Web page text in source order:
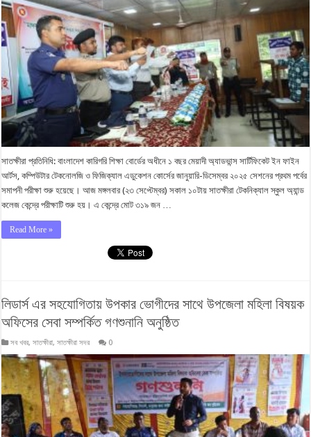
সাতক্ষীরা প্রতিনিধি: বাংলাদেশ কারিগরি শিক্ষা বোর্ডের অধীনে ১ বছর মেয়াদী অ্যাডভান্স সার্টিফিকেট ইন ফাইন
আর্টস, কম্পিউটার টেকনোলজি ও ফিজিক্যাল এডুকেশন কোর্সের জানুয়ারি-ডিসেম্বর ২০২৫ সেশনের প্রথম পর্বের
সমাপনী পরীক্ষা শুরু হয়েছে। আজ মঙ্গলবার (২৩ সেপ্টেম্বর) সকাল ১০টায় সাতক্ষীরা টেকনিক্যাল স্কুল অ্যান্ড
কলেজ কেন্দ্রে পরীক্ষাটি শুরু হয়। এ কেন্দ্রে মোট ৩১৯ জন …
Read More »
লিডার্স এর সহযোগিতায় উপকার ভোগীদের সাথে উপজেলা মহিলা বিষয়ক
অফিসের সেবা সম্পর্কিত গণশুনানি অনুষ্ঠিত
সব খবর,সাতক্ষীরা,সাতক্ষীরা সদর 0